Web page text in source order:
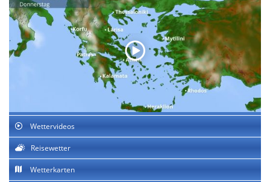
Wettervideos
Reisewetter
Wetterkarten